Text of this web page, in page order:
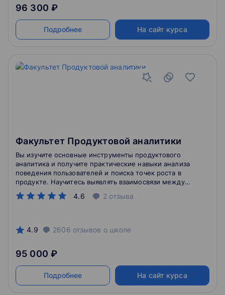
96 300 ₽
Подробнее На сайт курса
Факультет Продуктовой аналитики
4.6 2 отзыва
Вы изучите основные инструменты продуктового
аналитика и получите практические навыки анализа
поведения пользователей и поиска точек роста в
продукте. Научитесь выявлять взаимосвязи между
метриками, работать с гипотезами, анализировать
рынок и конкурентов. Мы делаем упор на практику,
4.9 2606 отзывов о школе
95 000 ₽
Подробнее На сайт курса